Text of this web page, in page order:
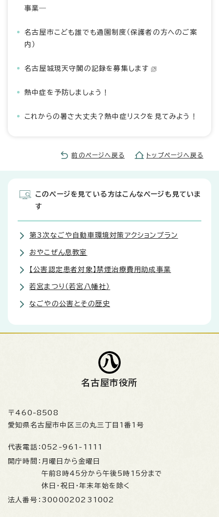
事業―
名古屋市こども誰でも通園制度（保護者の方へのご案
内）
名古屋城現天守閣の記録を募集します
熱中症を予防しましょう！
これからの暑さ大丈夫？熱中症リスクを見てみよう！
前のページへ戻る トップページへ戻る
このページを見ている方はこんなページも見ていま
す
第3次なごや自動車環境対策アクションプラン
おやこぜん息教室
【公害認定患者対象】禁煙治療費用助成事業
若宮まつり（若宮八幡社）
なごやの公害とその歴史
名古屋市役所
〒460-8508
愛知県名古屋市中区三の丸三丁目1番1号
代表電話： 052-961-1111
開庁時間： 月曜日から金曜日
午前8時45分から午後5時15分まで
休日・祝日・年末年始を除く
法人番号： 3000020231002